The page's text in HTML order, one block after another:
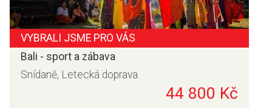
VYBRALI JSME PRO VÁS
Bali - sport a zábava
Snídaně, Letecká doprava
44 800 Kč